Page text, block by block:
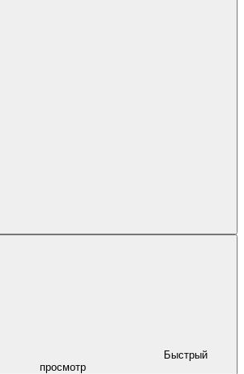
Быстрый
просмотр